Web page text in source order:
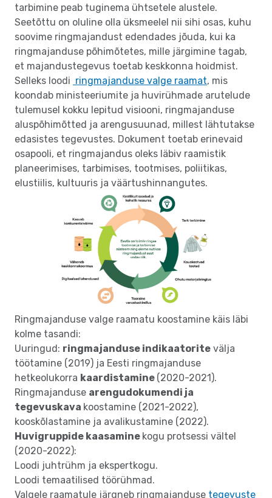
tarbimine peab tuginema ühtsetele alustele.
Seetõttu on oluline olla üksmeelel nii sihi osas, kuhu
soovime ringmajandust edendades jõuda, kui ka
ringmajanduse põhimõtetes, mille järgimine tagab,
et majandustegevus toetab keskkonna hoidmist.
Selleks loodi ringmajanduse valge raamat, mis
koondab ministeeriumite ja huvirühmade arutelude
tulemusel kokku lepitud visiooni, ringmajanduse
aluspõhimõtted ja arengusuunad, millest lähtutakse
edasistes tegevustes. Dokument toetab erinevaid
osapooli, et ringmajandus oleks läbiv raamistik
planeerimises, tarbimises, tootmises, poliitikas,
elustiilis, kultuuris ja väärtushinnangutes.
Ringmajanduse valge raamatu koostamine käis läbi
kolme tasandi:
Uuringud: ringmajanduse indikaatorite välja
töötamine (2019) ja Eesti ringmajanduse
hetkeolukorra kaardistamine (2020-2021).
Ringmajanduse arengudokumendi ja
tegevuskava koostamine (2021-2022),
kooskõlastamine ja avalikustamine (2022).
Huvigruppide kaasamine kogu protsessi vältel
(2020-2022):
Loodi juhtrühm ja ekspertkogu.
Loodi temaatilised töörühmad.
Valgele raamatule järgneb ringmajanduse tegevuste